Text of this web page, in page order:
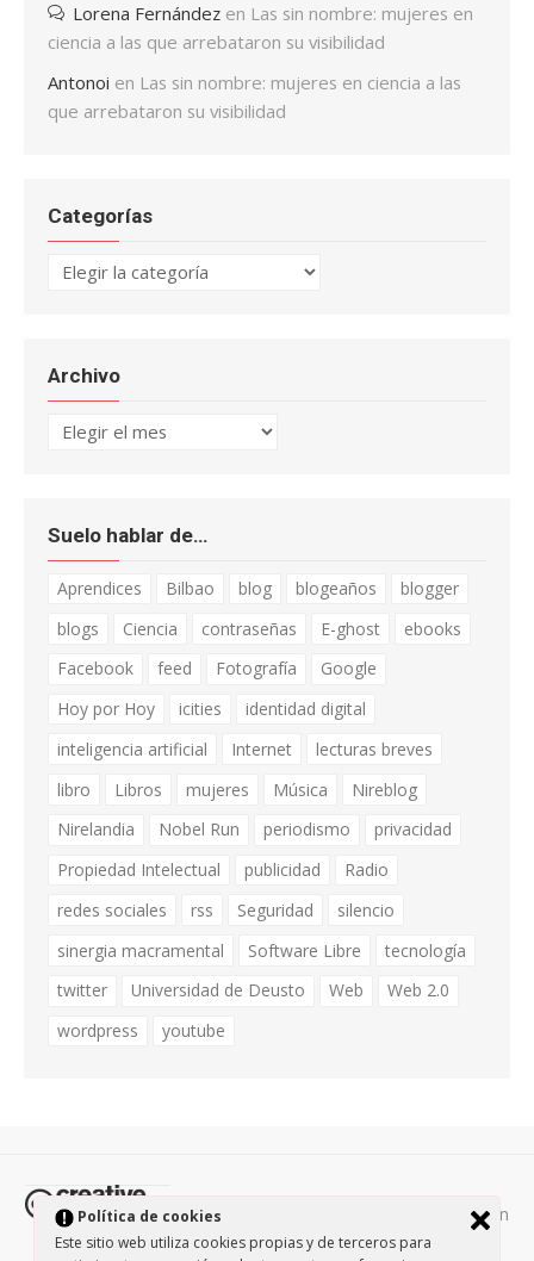
Política de cookies
Este sitio web utiliza cookies propias y de terceros para
Lorena Fernández en Las sin nombre: mujeres en
ciencia a las que arrebataron su visibilidad
Antonoi en Las sin nombre: mujeres en ciencia a las
que arrebataron su visibilidad
Categorías
Categorías
Archivo
Archivo
Suelo hablar de…
Aprendices Bilbao blog blogeaños
blogger
blogs
Ciencia contraseñas E-ghost
ebooks
Facebook
feed Fotografía
Google
Hoy por Hoy
icities
identidad digital
inteligencia artificial
Internet
lecturas breves
libro
Libros mujeres Música
Nireblog
Nirelandia
Nobel Run periodismo
privacidad
Propiedad Intelectual
publicidad
Radio
redes sociales
rss Seguridad
silencio
sinergia macramental
Software Libre
tecnología
twitter
Universidad de Deusto Web
Web 2.0
wordpress
youtube
Todos los contenidos de esta página están
protegidos por la licencia Creative Commons Attribution-